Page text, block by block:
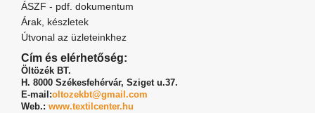
ÁSZF - pdf. dokumentum
Árak, készletek
Útvonal az üzleteinkhez
Cím és elérhetőség:
Öltözék BT.
H. 8000 Székesfehérvár, Sziget u.37.
E-mail:oltozekbt@gmail.com
Web.: www.textilcenter.hu